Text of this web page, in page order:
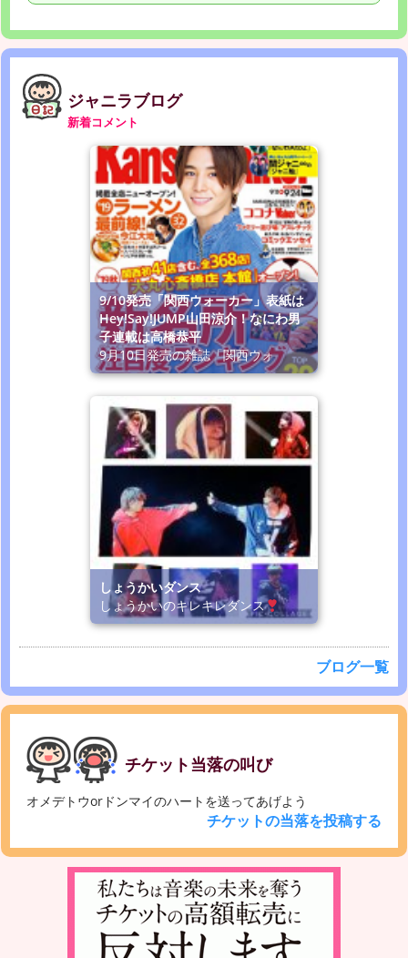
ジャニラブログ
新着コメント
9/10発売「関西ウォーカー」表紙は
Hey!Say!JUMP山田涼介！なにわ男
子連載は高橋恭平
9月10日発売の雑誌「関西ウォ
しょうかいダンス
しょうかいのキレキレダンス
ブログ一覧
チケット当落の叫び
オメデトウorドンマイのハートを送ってあげよう
チケットの当落を投稿する